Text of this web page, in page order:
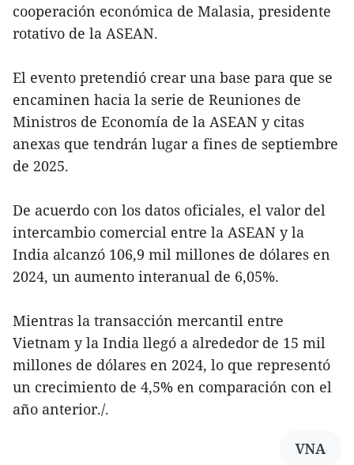
cooperación económica de Malasia, presidente
rotativo de la ASEAN.
El evento pretendió crear una base para que se
encaminen hacia la serie de Reuniones de
Ministros de Economía de la ASEAN y citas
anexas que tendrán lugar a fines de septiembre
de 2025.
De acuerdo con los datos oficiales, el valor del
intercambio comercial entre la ASEAN y la
India alcanzó 106,9 mil millones de dólares en
2024, un aumento interanual de 6,05%.
Mientras la transacción mercantil entre
Vietnam y la India llegó a alrededor de 15 mil
millones de dólares en 2024, lo que representó
un crecimiento de 4,5% en comparación con el
año anterior./.
VNA